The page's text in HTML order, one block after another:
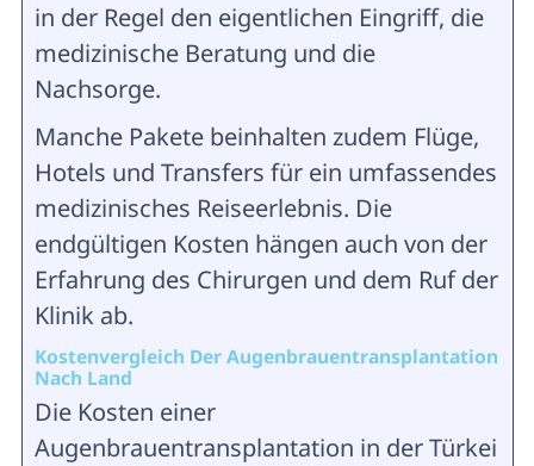
in der Regel den eigentlichen Eingriff, die
medizinische Beratung und die
Nachsorge.
Manche Pakete beinhalten zudem Flüge,
Hotels und Transfers für ein umfassendes
medizinisches Reiseerlebnis. Die
endgültigen Kosten hängen auch von der
Erfahrung des Chirurgen und dem Ruf der
Klinik ab.
Kostenvergleich Der Augenbrauentransplantation
Nach Land
Die Kosten einer
Augenbrauentransplantation in der Türkei